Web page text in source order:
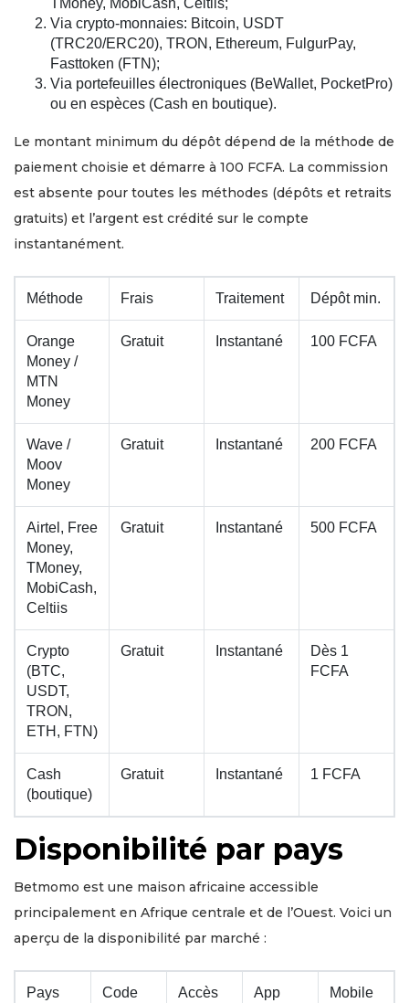
Via crypto-monnaies: Bitcoin, USDT
(TRC20/ERC20), TRON, Ethereum, FulgurPay,
Fasttoken (FTN);
Via portefeuilles électroniques (BeWallet, PocketPro)
ou en espèces (Cash en boutique).
Le montant minimum du dépôt dépend de la méthode de
paiement choisie et démarre à 100 FCFA. La commission
est absente pour toutes les méthodes (dépôts et retraits
gratuits) et l’argent est crédité sur le compte
instantanément.
Méthode Frais Traitement Dépôt min.
Orange
Money /
MTN
Money
Gratuit Instantané 100 FCFA
Wave /
Moov
Money
Gratuit Instantané 200 FCFA
Airtel, Free
Money,
TMoney,
MobiCash,
Celtiis
Gratuit Instantané 500 FCFA
Crypto
(BTC,
USDT,
TRON,
ETH, FTN)
Gratuit Instantané
Dès 1
FCFA
Cash
(boutique)
Gratuit Instantané 1 FCFA
Disponibilité par pays
Betmomo est une maison africaine accessible
principalement en Afrique centrale et de l’Ouest. Voici un
aperçu de la disponibilité par marché :
Pays Code
Accès
App
Mobile